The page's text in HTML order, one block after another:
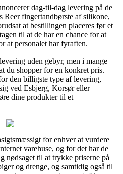
dag-til-dag levering på de
Reer fingertandbørste af silikone,
at bestillingen placeres før et
til at de har en chance for at
at personalet har fyraften.
uden gebyr, men i mange
du shopper for en konkret pris.
den billigste type af levering,
ved Esbjerg, Korsør eller
dine produkter til et
for enhver at vurdere
varehuse, og for det har de
nødsaget til at trykke priserne på
og drenge, og samtidig også til